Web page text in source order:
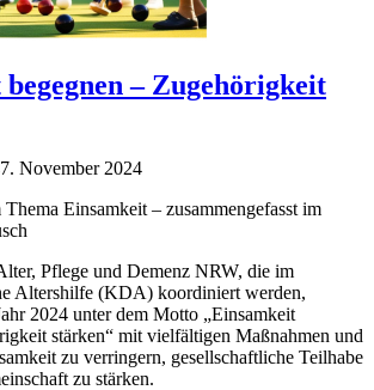
– Zugehörigkeit
7. November 2024
Einsamkeit – zusammengefasst im
Pflege und Demenz NRW, die im
Altershilfe (KDA) koordiniert werden,
2024 unter dem Motto „Einsamkeit
stärken“ mit vielfältigen Maßnahmen und
zu verringern, gesellschaftliche Teilhabe
zu stärken.